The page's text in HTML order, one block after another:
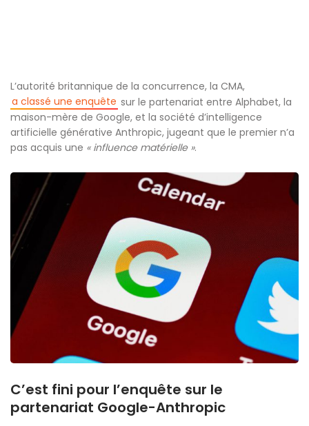
L’autorité britannique de la concurrence, la CMA,
a classé une enquête sur le partenariat entre Alphabet, la
maison-mère de Google, et la société d’intelligence
artificielle générative Anthropic, jugeant que le premier n’a
pas acquis une « influence matérielle ».
C’est fini pour l’enquête sur le
partenariat Google-Anthropic